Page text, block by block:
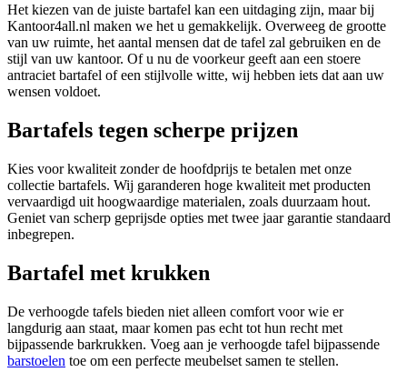
Het kiezen van de juiste bartafel kan een uitdaging zijn, maar bij
Kantoor4all.nl maken we het u gemakkelijk. Overweeg de grootte
van uw ruimte, het aantal mensen dat de tafel zal gebruiken en de
stijl van uw kantoor. Of u nu de voorkeur geeft aan een stoere
antraciet bartafel of een stijlvolle witte, wij hebben iets dat aan uw
wensen voldoet.
Bartafels tegen scherpe prijzen
Kies voor kwaliteit zonder de hoofdprijs te betalen met onze
collectie bartafels. Wij garanderen hoge kwaliteit met producten
vervaardigd uit hoogwaardige materialen, zoals duurzaam hout.
Geniet van scherp geprijsde opties met twee jaar garantie standaard
inbegrepen.
Bartafel met krukken
De verhoogde tafels bieden niet alleen comfort voor wie er
langdurig aan staat, maar komen pas echt tot hun recht met
bijpassende barkrukken. Voeg aan je verhoogde tafel bijpassende
barstoelen toe om een perfecte meubelset samen te stellen.